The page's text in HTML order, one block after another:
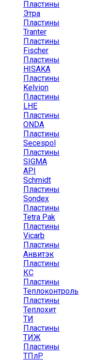
Пластины
Этра
Пластины
Tranter
Пластины
Fischer
Пластины
HISAKA
Пластины
Kelvion
Пластины
LHE
Пластины
ONDA
Пластины
Secespol
Пластины
SIGMA
API
Schmidt
Пластины
Sondex
Пластины
Tetra Pak
Пластины
Vicarb
Пластины
Анвитэк
Пластины
КС
Пластины
Теплоконтроль
Пластины
Теплохит
ТИ
Пластины
ТИЖ
Пластины
ТПлР